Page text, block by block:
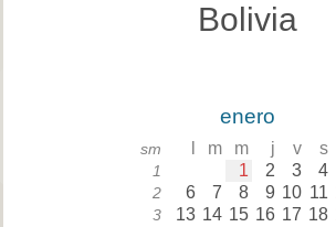
Bolivia
enero
sm m m j v s
1 1 2 3 4
2 6 7 8 9 10 11
3 13 14 15 16 17 18